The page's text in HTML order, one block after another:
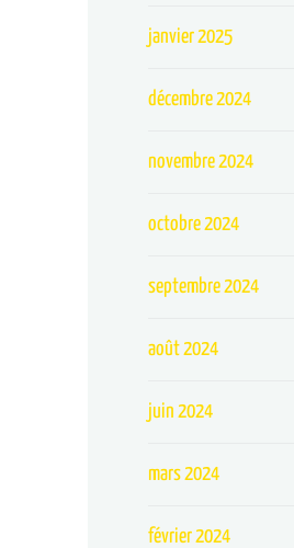
janvier 2025
décembre 2024
novembre 2024
octobre 2024
septembre 2024
août 2024
juin 2024
mars 2024
février 2024